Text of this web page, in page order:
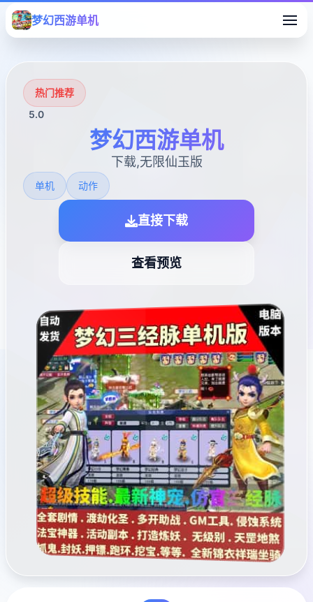
梦幻西游单机
热门推荐
5.0
梦幻西游单机
下载,无限仙玉版
单机 动作
直接下载
查看预览